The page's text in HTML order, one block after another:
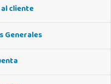
Ctra.Crevillente
Nº 4 local 1
cliente
Generales